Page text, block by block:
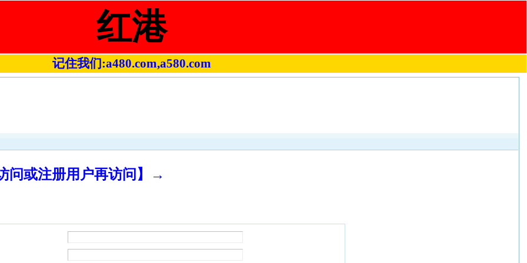
红港
记住我们:a480.com,a580.com
问或注册用户再访问】→